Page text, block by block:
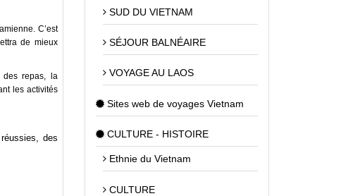
C’est
de mieux
des repas, la
les activités
des
SUD DU VIETNAM
SÉJOUR BALNÉAIRE
VOYAGE AU LAOS
Sites web de voyages Vietnam
CULTURE - HISTOIRE
Ethnie du Vietnam
CULTURE